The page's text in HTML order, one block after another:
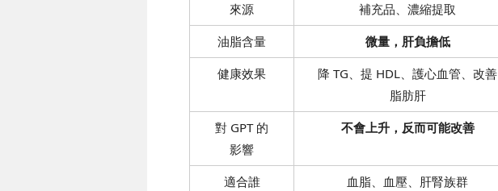
來源 補充品、濃縮提取
油脂含量
微量，肝負擔低
健康效果
降 TG、提 HDL、護心血管、改善
脂肪肝
對 GPT 的
影響
不會上升，反而可能改善
適合誰 血脂、血壓、肝腎族群